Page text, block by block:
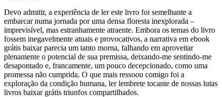
Devo admitir, a experiência de ler este livro foi semelhante a
embarcar numa jornada por uma densa floresta inexplorada –
imprevisível, mas estranhamente atraente. Embora os temas do livro
fossem inegavelmente atuais e provocativos, a narrativa em ebook
grátis baixar parecia um tanto morna, falhando em aproveitar
plenamente o potencial de sua premissa, deixando-me sentindo-me
desapontado e, francamente, um pouco decepcionado, como uma
promessa não cumprida. O que mais ressoou comigo foi a
exploração da condição humana, ler lembrete tocante de nossas lutas
livros baixar grátis triunfos compartilhados.